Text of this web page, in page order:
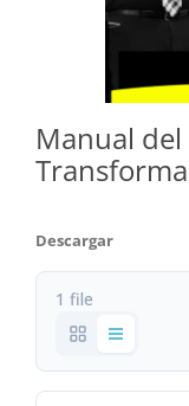
Manual
Descargar
1 file